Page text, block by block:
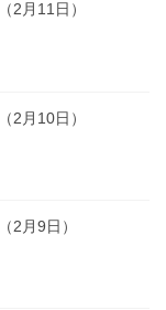
2月11日）
2月10日）
2月9日）